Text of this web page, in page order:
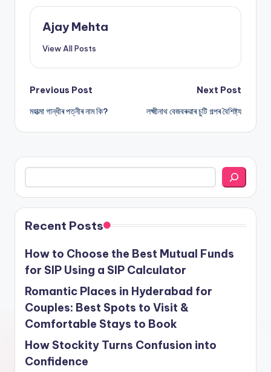
Ajay Mehta
View All Posts
Post
navigation
Previous Post
মহাত্মা গান্ধীৰ পত্নীৰ নাম কি?
Next Post
লক্ষ্মীনাথ বেজবৰুৱাৰ চুটি গল্পৰ বৈশিষ্ট্য
Search
Recent Posts
How to Choose the Best Mutual Funds
for SIP Using a SIP Calculator
Romantic Places in Hyderabad for
Couples: Best Spots to Visit &
Comfortable Stays to Book
How Stockity Turns Confusion into
Confidence